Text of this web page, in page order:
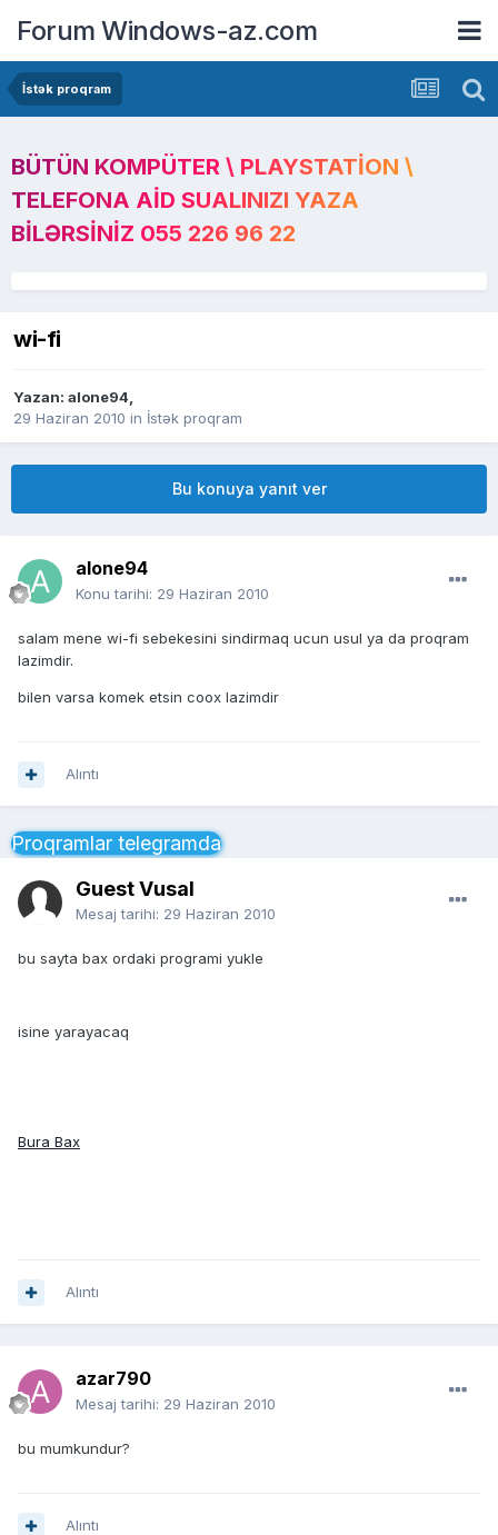
Forum Windows-az.com
İstək proqram
BÜTÜN KOMPÜTER \ PLAYSTATION \
TELEFONA AID SUALINIZI YAZA
BILƏRSINIZ 055 226 96 22
wi-fi
Yazan: alone94,
29 Haziran 2010 in İstək proqram
Bu konuya yanıt ver
alone94
Konu tarihi: 29 Haziran 2010
salam mene wi-fi sebekesini sindirmaq ucun usul ya da proqram
lazimdir.
bilen varsa komek etsin coox lazimdir
Alıntı
Proqramlar telegramda
Guest Vusal
Mesaj tarihi: 29 Haziran 2010
bu sayta bax ordaki programi yukle
isine yarayacaq
Bura Bax
Alıntı
azar790
Mesaj tarihi: 29 Haziran 2010
bu mumkundur?
Alıntı